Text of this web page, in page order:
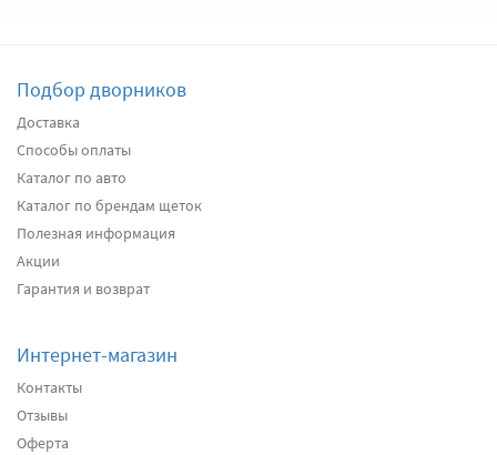
Подробнее
Передние дворники
Подробнее
Подробнее
Подбор дворников
Доставка
Способы оплаты
Каталог по авто
Каталог по брендам щеток
Полезная информация
Акции
Гарантия и возврат
Интернет-магазин
Контакты
Отзывы
Оферта